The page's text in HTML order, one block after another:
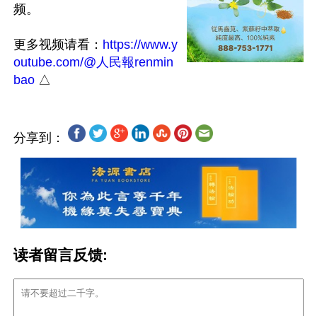
频。
更多视频请看： https://www.y
outube.com/@人民報renmin
bao
分享到：
读者留言反馈: